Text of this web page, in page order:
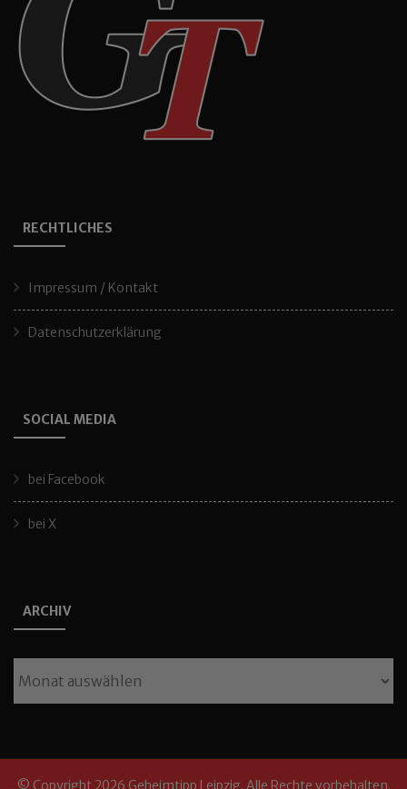
RECHTLICHES
Impressum / Kontakt
Datenschutzerklärung
SOCIAL MEDIA
bei Facebook
bei X
ARCHIV
© Copyright 2026 Geheimtipp Leipzig. Alle Rechte vorbehalten.